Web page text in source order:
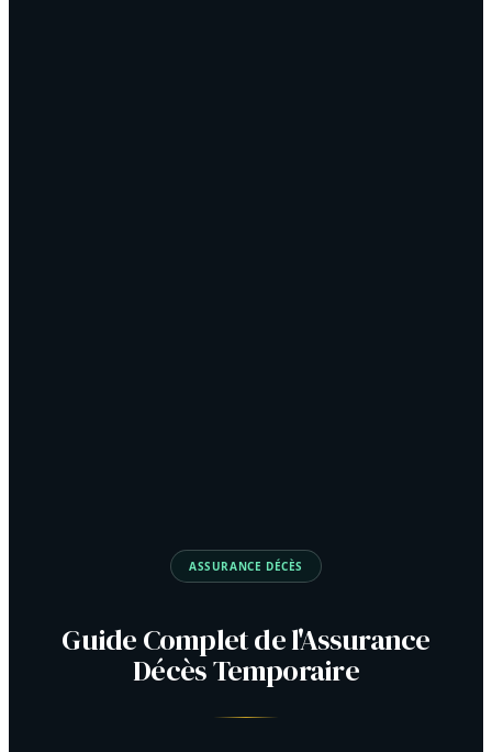
ASSURANCE DÉCÈS
Guide Complet de l'Assurance
Décès Temporaire